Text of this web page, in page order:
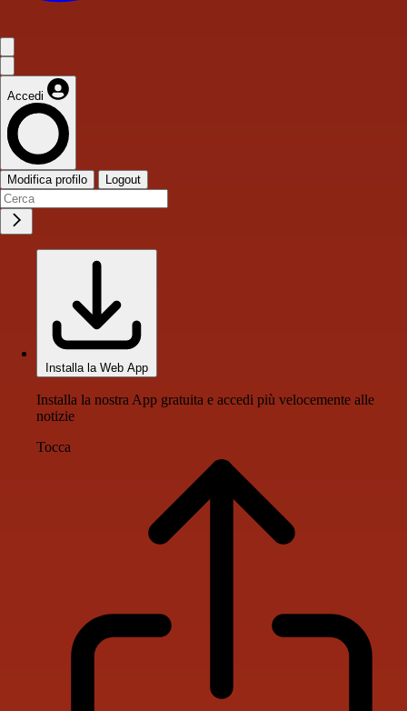
Accedi
Modifica profilo Logout
Installa la Web App
Installa la nostra App gratuita e accedi più velocemente alle
notizie
Tocca